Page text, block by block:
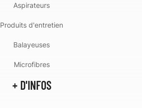
Aspirateurs
Produits d'entretien
Balayeuses
Microfibres
+ D'INFOS